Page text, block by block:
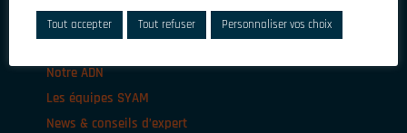
Notre ADN
Les équipes SYAM
News & conseils d’expert
Tout accepter Tout refuser Personnaliser vos choix